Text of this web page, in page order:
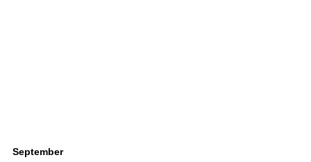
September